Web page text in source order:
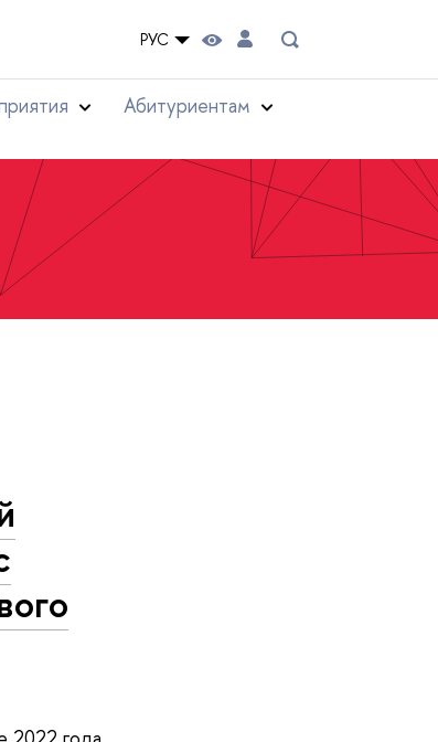
РУС
Абитуриентам